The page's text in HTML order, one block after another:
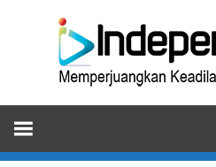
Memperjuangkan
Keadilan
dan